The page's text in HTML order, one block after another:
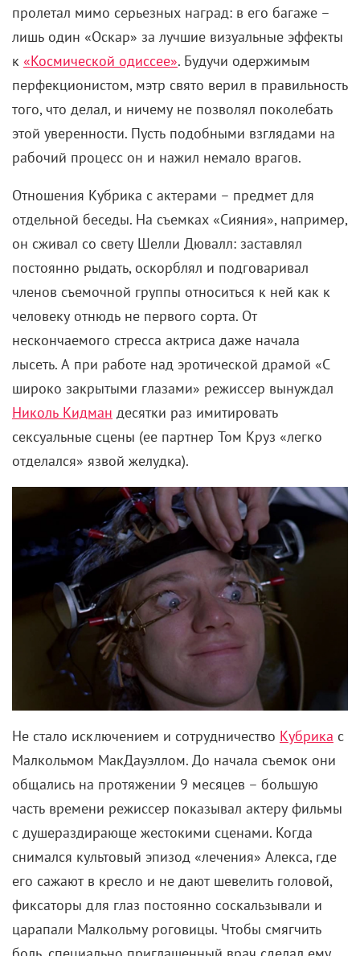
пролетал мимо серьезных наград: в его багаже –
лишь один «Оскар» за лучшие визуальные эффекты
к «Космической одиссее». Будучи одержимым
перфекционистом, мэтр свято верил в правильность
того, что делал, и ничему не позволял поколебать
этой уверенности. Пусть подобными взглядами на
рабочий процесс он и нажил немало врагов.
Отношения Кубрика с актерами – предмет для
отдельной беседы. На съемках «Сияния», например,
он сживал со свету Шелли Дювалл: заставлял
постоянно рыдать, оскорблял и подговаривал
членов съемочной группы относиться к ней как к
человеку отнюдь не первого сорта. От
нескончаемого стресса актриса даже начала
лысеть. А при работе над эротической драмой «С
широко закрытыми глазами» режиссер вынуждал
Николь Кидман десятки раз имитировать
сексуальные сцены (ее партнер Том Круз «легко
отделался» язвой желудка).
Не стало исключением и сотрудничество Кубрика с
Малкольмом МакДауэллом. До начала съемок они
общались на протяжении 9 месяцев – большую
часть времени режиссер показывал актеру фильмы
с душераздирающе жестокими сценами. Когда
снимался культовый эпизод «лечения» Алекса, где
его сажают в кресло и не дают шевелить головой,
фиксаторы для глаз постоянно соскальзывали и
царапали Малкольму роговицы. Чтобы смягчить